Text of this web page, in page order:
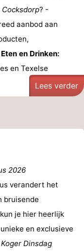
Cocksdorp? -
aanbod aan
Eten en Drinken:
en Texelse
Lees verder
2026
verandert het
bruisende
je hier heerlijk
en exclusieve
Koger Dinsdag